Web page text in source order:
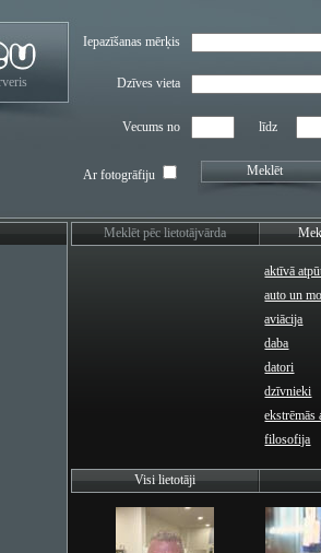
Iepazīšanas mērķis
Dzīves vieta
Vecums no līdz
Ar fotogrāfiju Meklēt
Meklēt pēc lietotājvārda
aktīvā
auto un
aviācija
daba
datori
dzīvnieki
ekstrēmās
filosofija
Visi lietotāji